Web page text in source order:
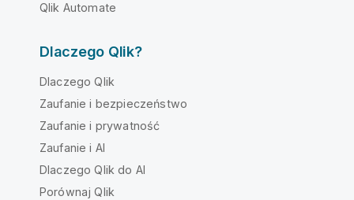
Qlik Automate
Dlaczego Qlik?
Dlaczego Qlik
Zaufanie i bezpieczeństwo
Zaufanie i prywatność
Zaufanie i AI
Dlaczego Qlik do AI
Porównaj Qlik